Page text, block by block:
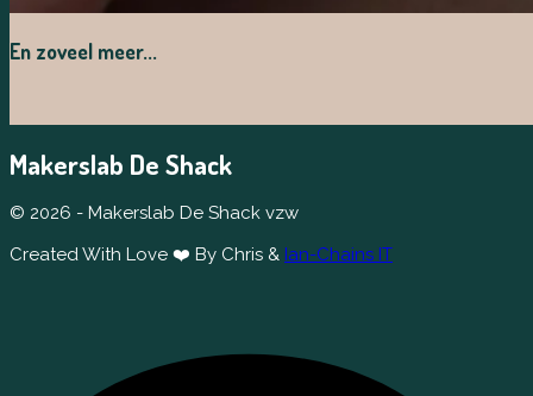
En zoveel meer...
Makerslab De Shack
© 2026 - Makerslab De Shack vzw
Created With Love ❤️ By Chris & Ian-Chains IT